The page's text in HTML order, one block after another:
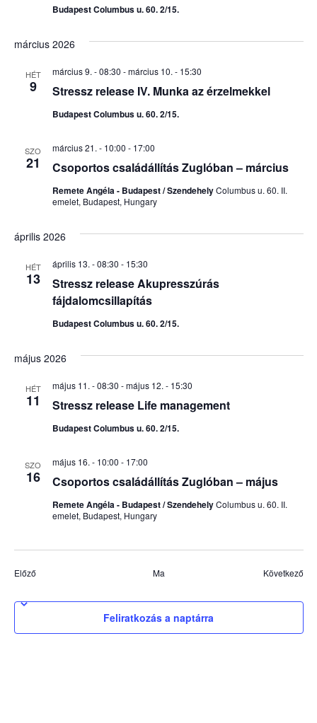
Budapest Columbus u. 60. 2/15.
március 2026
HÉT
9 Stressz release IV. Munka az érzelmekkel
március 9. - 08:30 -március 10. - 15:30
Budapest Columbus u. 60. 2/15.
SZO
21 Csoportos családállítás Zuglóban – március
március 21. - 10:00 - 17:00
Remete Angéla - Budapest / SzendehelyColumbus u. 60. II.
emelet, Budapest, Hungary
április 2026
HÉT
13
Stressz release Akupresszúrás
fájdalomcsillapítás
április 13. - 08:30 - 15:30
Budapest Columbus u. 60. 2/15.
május 2026
HÉT
11 Stressz release Life management
május 11. - 08:30 -május 12. - 15:30
Budapest Columbus u. 60. 2/15.
SZO
16 Csoportos családállítás Zuglóban – május
május 16. - 10:00 - 17:00
Remete Angéla - Budapest / SzendehelyColumbus u. 60. II.
emelet, Budapest, Hungary
ElőzőEsemények Ma Következő
Feliratkozás a naptárra